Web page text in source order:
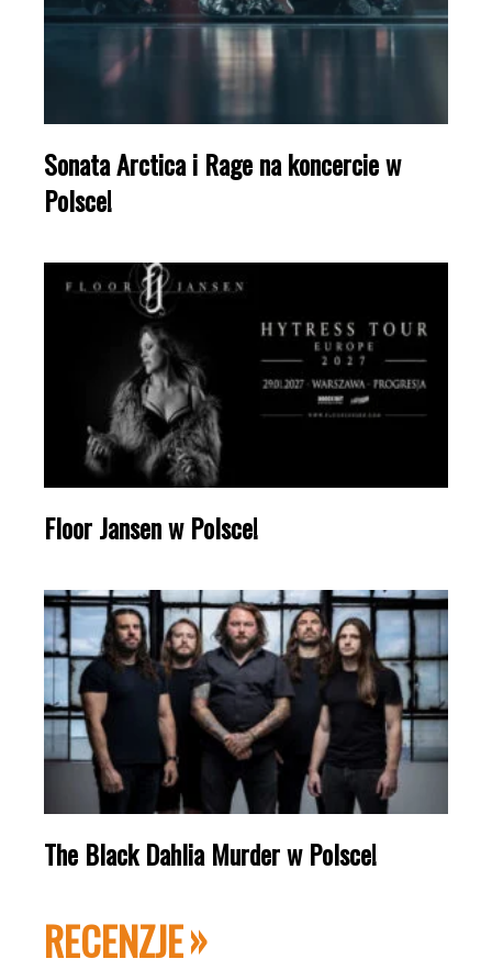
Sonata Arctica i Rage na koncercie w
Polsce!
Floor Jansen w Polsce!
The Black Dahlia Murder w Polsce!
RECENZJE